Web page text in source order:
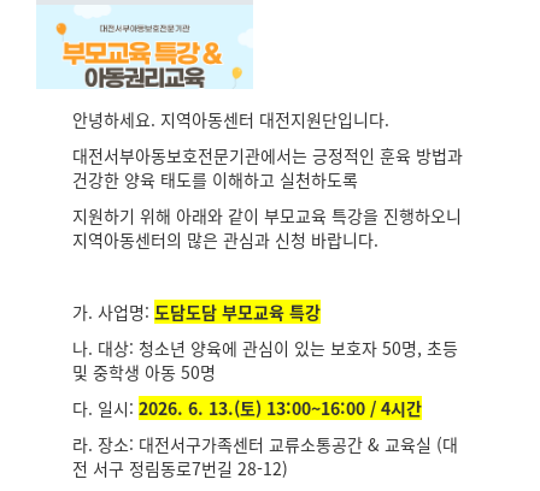
안녕하세요. 지역아동센터 대전지원단입니다.
대전서부아동보호전문기관에서는 긍정적인 훈육 방법과
건강한 양육 태도를 이해하고 실천하도록
지원하기 위해 아래와 같이 부모교육 특강을 진행하오니
지역아동센터의 많은 관심과 신청 바랍니다.
가. 사업명: 도담도담 부모교육 특강
나. 대상: 청소년 양육에 관심이 있는 보호자 50명, 초등
및 중학생 아동 50명
다. 일시: 2026. 6. 13.(토) 13:00~16:00 / 4시간
라. 장소: 대전서구가족센터 교류소통공간 & 교육실 (대
전 서구 정림동로7번길 28-12)